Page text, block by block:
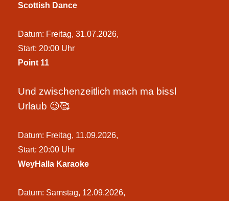
Scottish Dance
Datum: Freitag, 31.07.2026,
Start: 20:00 Uhr
Point 11
Und zwischenzeitlich mach ma bissl
Urlaub 😉🥰
Datum: Freitag, 11.09.2026,
Start: 20:00 Uhr
WeyHalla Karaoke
Datum: Samstag, 12.09.2026,